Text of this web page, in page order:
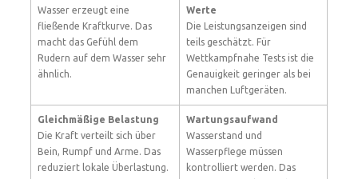
Wasser erzeugt eine
fließende Kraftkurve. Das
macht das Gefühl dem
Rudern auf dem Wasser sehr
ähnlich.
Werte
Die Leistungsanzeigen sind
teils geschätzt. Für
Wettkampfnahe Tests ist die
Genauigkeit geringer als bei
manchen Luftgeräten.
Gleichmäßige Belastung
Die Kraft verteilt sich über
Bein, Rumpf und Arme. Das
reduziert lokale Überlastung.
Wartungsaufwand
Wasserstand und
Wasserpflege müssen
kontrolliert werden. Das